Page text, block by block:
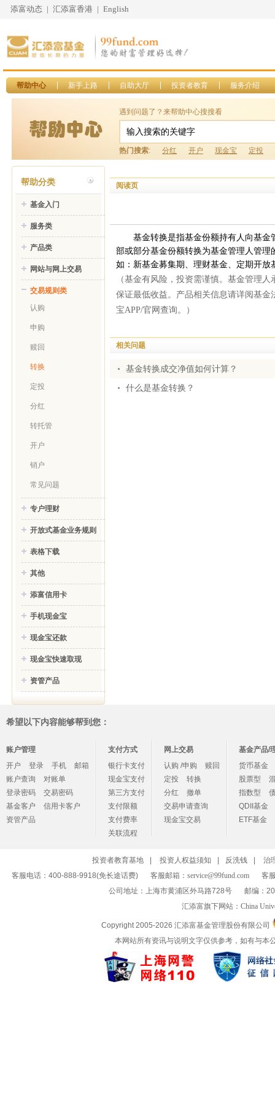
添富动态 | 汇添富香港 | English
帮助中心 新手上路 自助大厅 投资者教育 服务介绍
遇到问题了？来帮助中心搜搜看
热门搜索: 分红 开户 现金宝 定投
帮助分类
基金入门
服务类
产品类
网站与网上交易
交易规则类
认购
申购
赎回
转换
定投
分红
转托管
开户
销户
常见问题
专户理财
开放式基金业务规则
表格下载
其他
添富信用卡
手机现金宝
现金宝还款
现金宝快速取现
资管产品
阅读页
基金转换是指基金份额持有人向基
部或部分基金份额转换为基金管理人管
如：新基金募集期、理财基金、定期开
（基金有风险，投资需谨慎。基金管理
保证最低收益。产品相关信息请详阅基
宝APP/官网查询。）
相关问题
基金转换成交净值如何计算？
什么是基金转换？
希望以下内容能够帮到您：
账户管理
开户
登录 手机
邮箱
账户查询
对账单
登录密码
交易密码
基金客户
信用卡客户
资管产品
支付方式
银行卡支付
现金宝支付
第三方支付
支付限额
支付费率
关联流程
网上交易
认购 /申购
赎回
定投
转换
分红
撤单
交易申请查询
现金宝交易
基金产品/
货币基金
股票型
指数型
QDII基金
ETF基金
投资者教育基地 投资人权益须知 反洗钱
治
客服电话：400-888-9918(免长途话费)
客服邮箱：service@99fund.com
客
公司地址：上海市黄浦区外马路728号
邮编：
汇添富旗下网站：China
Copyright 2005-2026 汇添富基金管理股份有限公司
本网站所有资讯与说明文字仅供参考，如有与本